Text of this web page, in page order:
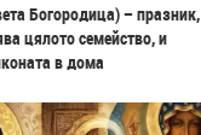
Богородица) – празник,
цялото семейство, и
в дома